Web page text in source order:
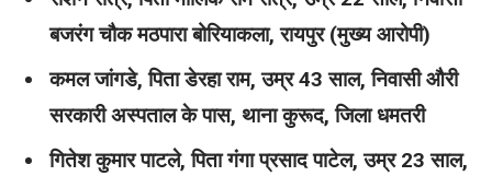
बजरंग चौक मठपारा बोरियाकला, रायपुर (मुख्य आरोपी)
कमल जांगडे, पिता डेरहा राम, उम्र 43 साल, निवासी औरी
सरकारी अस्पताल के पास, थाना कुरूद, जिला धमतरी
गितेश कुमार पाटले, पिता गंगा प्रसाद पाटेल, उम्र 23 साल,